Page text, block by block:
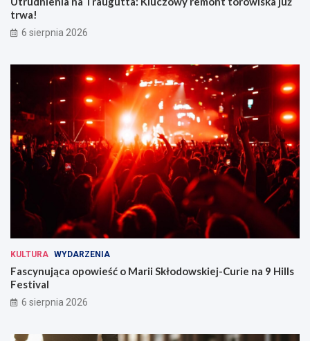
trwa!
6 sierpnia 2026
KULTURA WYDARZENIA
Fascynująca opowieść o Marii Skłodowskiej-Curie na 9 Hills
Festival
6 sierpnia 2026